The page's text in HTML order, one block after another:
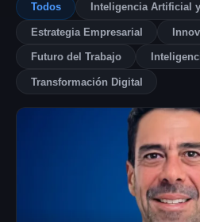
Todos Inteligencia Artificial
Estrategia Empresarial
Futuro del Trabajo
Transformación Digital